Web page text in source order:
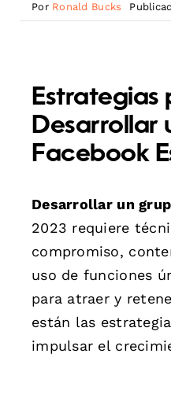
Por Ronald Bucks
Estrategias
Desarrollar
Facebook
Desarrollar un
2023 requiere
compromiso,
uso de funciones
para atraer y
están las
impulsar el